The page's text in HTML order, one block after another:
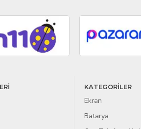
KATEGORİLER
Ekran
Batarya